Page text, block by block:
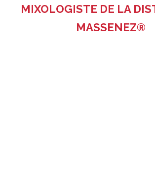
MIXOLOGISTE DE LA
MASSENEZ®